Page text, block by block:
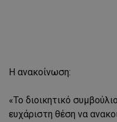
Η ανακοίνωση:
«Το διοικητικό
ευχάριστη θέση να